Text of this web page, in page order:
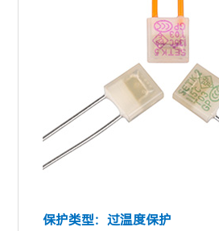
保护类型：过温度保护